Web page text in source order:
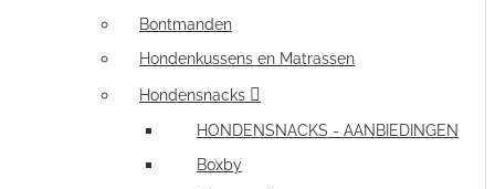
Bontmanden
Hondenkussens en Matrassen
Hondensnacks
HONDENSNACKS - AANBIEDINGEN
Boxby